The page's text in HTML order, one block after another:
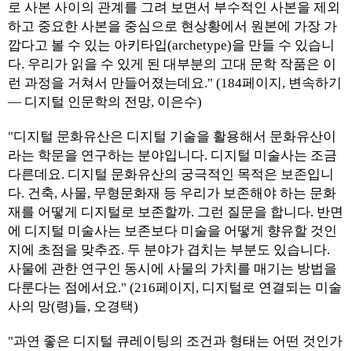
로 사본 사이의 관계를 그려 보면서 부수적인 사본을 제외
하고 중요한 사본을 중심으로 현상황에서 원본에 가장 가
깝다고 볼 수 있는 아키타입(archetype)을 만들 수 있습니
다. 우리가 읽을 수 있게 된 대부분의 고대 문학 작품은 이
런 과정을 거쳐서 만들어졌는데요." (184페이지, 변속하기
— 디지털 인문학의 전망, 이은수)
"디지털 문화유산은 디지털 기술을 활용해서 문화유산이
라는 학문을 연구하는 분야입니다. 디지털 미술사는 조금
다른데요. 디지털 문화유산의 궁극적인 목적은 보존입니
다. 건축, 사물, 무형문화재 등 우리가 보존해야 하는 문화
재를 어떻게 디지털로 보존할까. 그런 질문을 합니다. 반면
에 디지털 미술사는 보존보다 미술을 어떻게 향유할 것인
지에 초점을 맞추죠. 두 분야가 겹치는 부분도 있습니다.
사물에 관한 연구인 동시에 사물의 가치를 매기는 방법을
다룬다는 점에서요." (216페이지, 디지털로 연결되는 미술
사의 망(령)들, 오경택)
"과연 좋은 디지털 큐레이팅의 조건과 형태는 어떤 것인가